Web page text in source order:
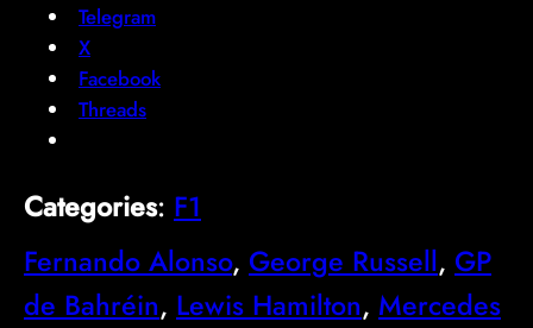
Telegram
X
Facebook
Threads
Categories: F1
Fernando Alonso, George Russell, GP
de Bahréin, Lewis Hamilton, Mercedes